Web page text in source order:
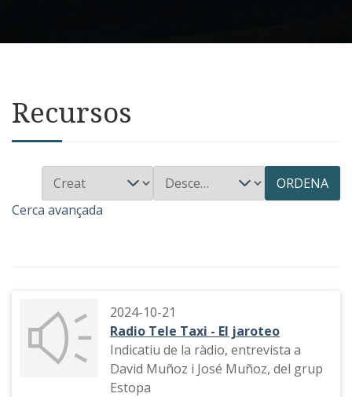
Recursos
ORDENA
Cerca avançada
2024-10-21
Radio Tele Taxi - El jaroteo
Indicatiu de la ràdio, entrevista a
David Muñoz i José Muñoz, del grup
Estopa